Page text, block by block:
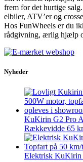
frem for det hurtige
elbiler, ATV’er og
Hos FunWheels er du
rådgivning, ærlig hjælp
Nyheder
KuKirin G2 Pro
Rækkevidde 65
Elektrisk KuKirin